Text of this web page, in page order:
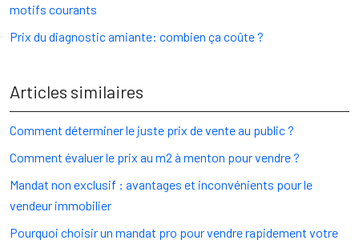
motifs courants
Prix du diagnostic amiante: combien ça coûte ?
Articles similaires
Comment déterminer le juste prix de vente au public ?
Comment évaluer le prix au m2 à menton pour vendre ?
Mandat non exclusif : avantages et inconvénients pour le
vendeur immobilier
Pourquoi choisir un mandat pro pour vendre rapidement votre